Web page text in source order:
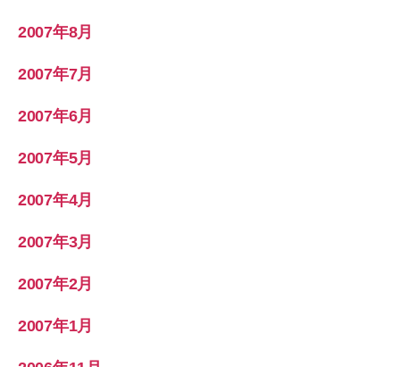
2007年8月
2007年7月
2007年6月
2007年5月
2007年4月
2007年3月
2007年2月
2007年1月